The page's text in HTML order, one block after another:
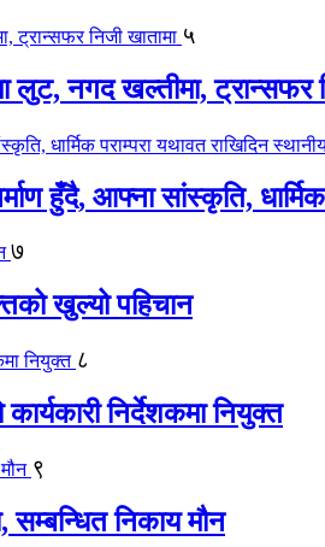
५
लुट, नगद खल्तीमा, ट्रान्सफर
हुँदै, आफ्ना सांस्कृति,
७
खुल्यो पहिचान
८
निर्देशकमा नियुक्त
९
सम्बन्धित निकाय मौन